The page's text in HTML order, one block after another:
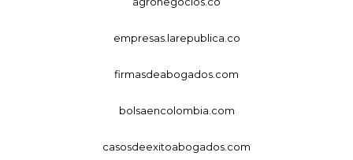
empresas.larepublica.co
firmasdeabogados.com
bolsaencolombia.com
casosdeexitoabogados.com